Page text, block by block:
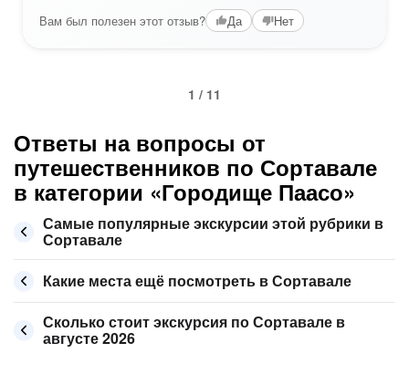
Вам был полезен этот отзыв? Да Нет
1 / 11
Ответы на вопросы от
путешественников по Сортавале
в категории «Городище Паасо»
Самые популярные экскурсии этой рубрики в
Сортавале
Какие места ещё посмотреть в Сортавале
Сколько стоит экскурсия по Сортавале в
августе 2026